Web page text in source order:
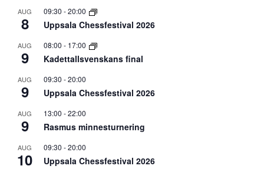
AUG
8
09:30 -20:00
Uppsala Chessfestival 2026
AUG
9
08:00 - 17:00
Kadettallsvenskans final
AUG
9
09:30 -20:00
Uppsala Chessfestival 2026
AUG
9
13:00 -22:00
Rasmus minnesturnering
AUG
10
09:30 -20:00
Uppsala Chessfestival 2026